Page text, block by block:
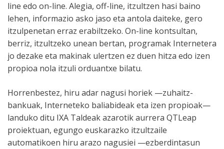
line edo on-line. Alegia, off-line, itzultzen hasi baino
lehen, informazio asko jaso eta antola daiteke, gero
itzulpenetan erraz erabiltzeko. On-line kontsultan,
berriz, itzultzeko unean bertan, programak Internetera
jo dezake eta makinak ulertzen ez duen hitza edo izen
propioa nola itzuli orduantxe bilatu.
Horrenbestez, hiru adar nagusi horiek —zuhaitz-
bankuak, Interneteko baliabideak eta izen propioak—
landuko ditu IXA Taldeak azarotik aurrera QTLeap
proiektuan, egungo euskarazko itzultzaile
automatikoen hiru arazo nagusiei —ezberdintasun